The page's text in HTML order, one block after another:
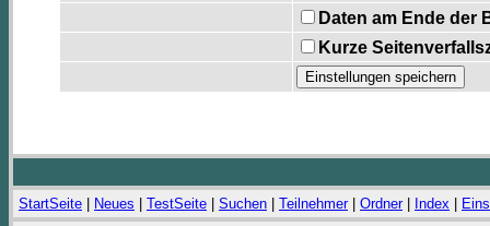
Daten am Ende der
Kurze
StartSeite Neues TestSeite Suchen Teilnehmer| Ordner| Index